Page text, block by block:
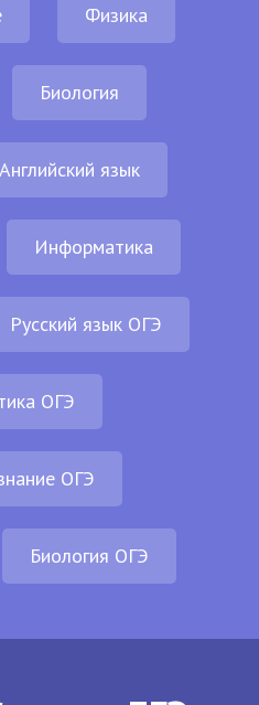
Физика
Биология
Английский язык
Информатика
Русский язык ОГЭ
ОГЭ
ОГЭ
Биология ОГЭ